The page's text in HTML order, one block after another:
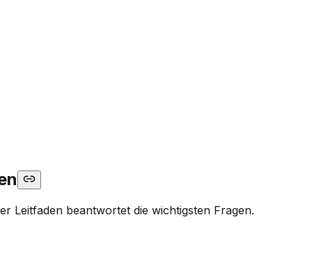
Leitfaden beantwortet die wichtigsten Fragen.